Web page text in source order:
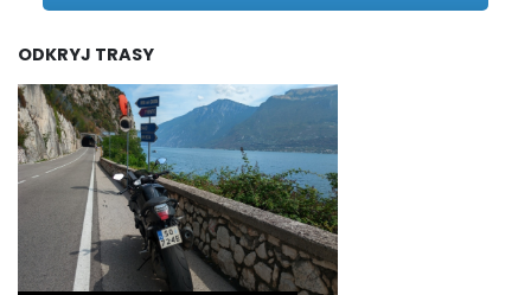
ODKRYJ TRASY